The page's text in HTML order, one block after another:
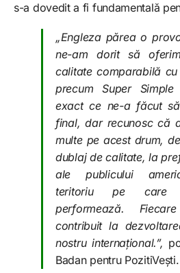
s-a dovedit a fi fundamentală
„Engleza părea o
ne-am dorit să
calitate comparabilă
precum Super
exact ce ne-a făcut
final, dar recunosc că
multe pe acest drum,
dublaj de calitate, la
ale publicului
teritoriu pe care
performează.
contribuit la
nostru internațional.”,
Badan pentru PozitiVești.